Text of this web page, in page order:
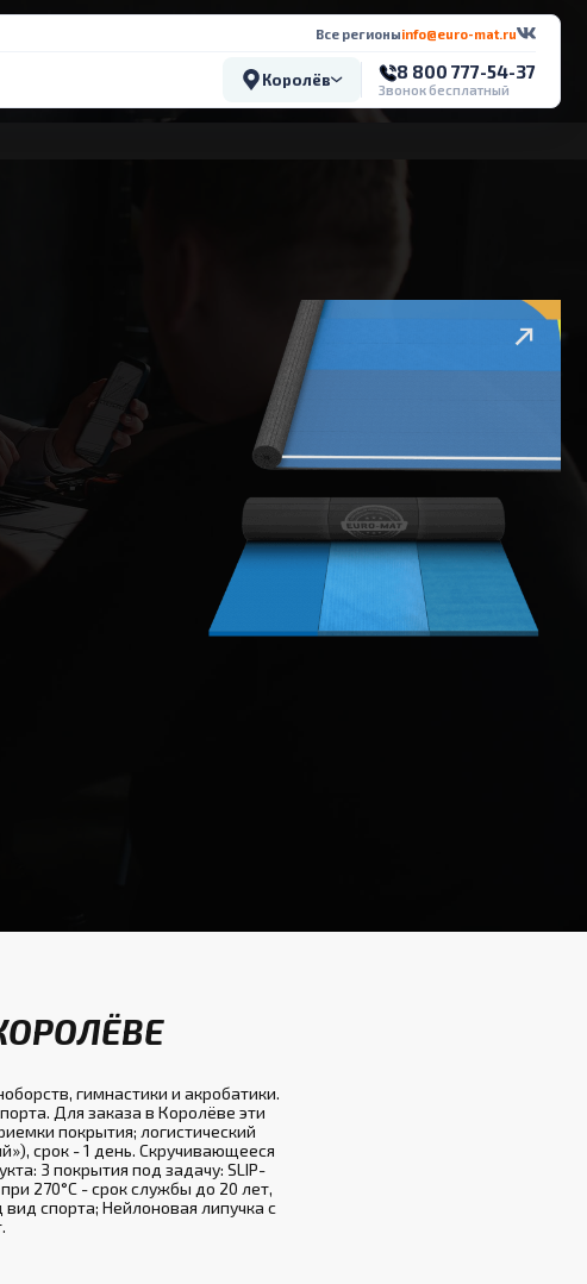
Все регионыinfo@euro-mat.ru
Королёв 8 800 777-54-37
Звонок бесплатный
гимнастики и акробатики.
Для заказа в Королёве эти
покрытия; логистический
срок - 1 день. Скручивающееся
3 покрытия под задачу: SLIP-
270°С - срок службы до 20 лет,
вид спорта; Нейлоновая липучка с